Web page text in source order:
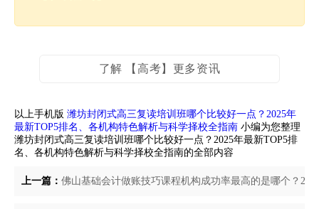
了解 【高考】更多资讯
以上手机版 潍坊封闭式高三复读培训班哪个比较好一点？2025年
最新TOP5排名、各机构特色解析与科学择校全指南 小编为您整理
潍坊封闭式高三复读培训班哪个比较好一点？2025年最新TOP5排
名、各机构特色解析与科学择校全指南的全部内容
上一篇： 佛山基础会计做账技巧课程机构成功率最高的是哪个？